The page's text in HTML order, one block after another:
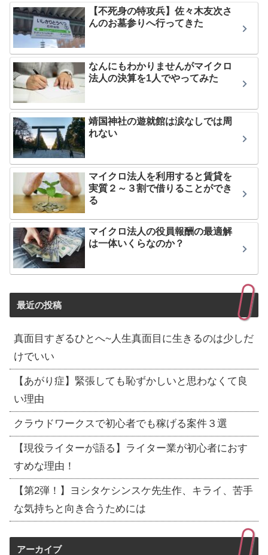
【不死身の特攻兵】佐々木友次さ
んのお墓参りへ行ってきた
なんにもわかりませんがマイクロ
法人の決算を1人でやってみた
靖国神社の遊就館は涙なしでは周
れない
マイクロ法人を利用すると賃貸を
実質２～３割で借りることができ
る
マイクロ法人の役員報酬の最適解
は一体いくらなのか？
最近の投稿
真面目すぎるひとへ~人生真面目に生きるのは少しだ
けでいい
【あがり症】緊張しても恥ずかしいと思わなくて良
い理由
クラウドワークスで初心者でも稼げる案件３選
【現役ライターが語る】ライター業が初心者におす
すめな理由！
【第2弾！】ヨシタケシンスケ先生作、キライ、苦手
な気持ちと向き合うためには
アーカイブ